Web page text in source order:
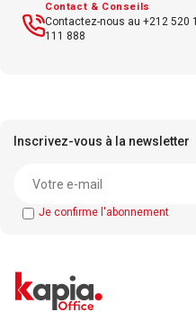
Contact & Conseils
Contactez-nous au +212 520
111 888
Inscrivez-vous à la newsletter
Je confirme l'abonnement